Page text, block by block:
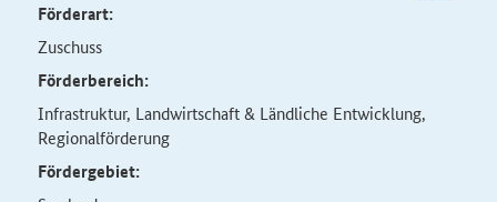
Förderart:
Zuschuss
Förderbereich:
Infrastruktur, Landwirtschaft & Ländliche Entwicklung,
Regionalförderung
Fördergebiet: